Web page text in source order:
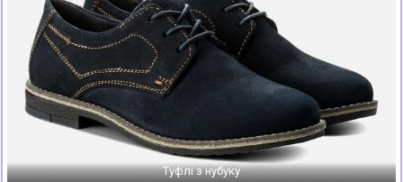
Туфлі з нубуку